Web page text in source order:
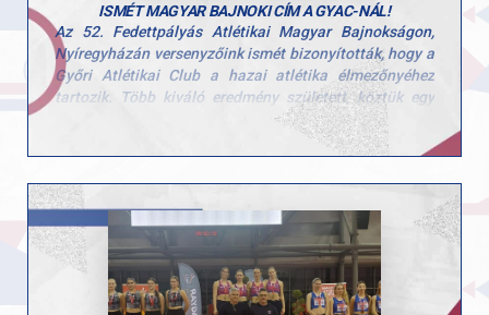
ISMÉT MAGYAR BAJNOKI CÍM A GYAC-NÁL!
Az 52. Fedettpályás Atlétikai Magyar Bajnokságon,
Nyíregyházán versenyzőink ismét bizonyították, hogy a
Győri Atlétikai Club a hazai atlétika élmezőnyéhez
tartozik. Több kiváló eredmény született, köztük egy
- Böndör Márton, férfi rúdugrás, aranyérem
Marci magabiztos teljesítménnyel, 5,42 méteres
ugrással szerezte meg pályafutása 6. magyar bajnoki
címét. A hazai bajnokság előtt hosszú nemzetközi
fedettpályás szezont teljesített, így különösen értékes
ez a győzelem.
- Zemen Zalán, férfi 60 m gát